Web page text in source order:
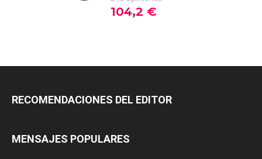
RECOMENDACIONES DEL EDITOR
MENSAJES POPULARES